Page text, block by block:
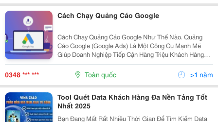
Cách Chạy Quảng Cáo Google
Cách Chạy Quảng Cáo Google Như Thế Nào. Quảng
Cáo Google (Google Ads) Là Một Công Cụ Mạnh Mẽ
Giúp Doanh Nghiệp Tiếp Cận Hàng Triệu Khách Hàng
Tiềm Năng Đang Tìm Kiếm Sản Phẩm Và Dịch Vụ Của
Bạn. Tuy Nhiên, Để Chiến Dịch Quảng Cáo Google Thực
Sự Hiệu...
0348 *** *** Toàn quốc >1 năm
Tool Quét Data Khách Hàng Đa Nền Tảng Tốt
Nhất 2025
Bạn Đang Mất Rất Nhiều Thời Gian Để Tìm Kiếm Data